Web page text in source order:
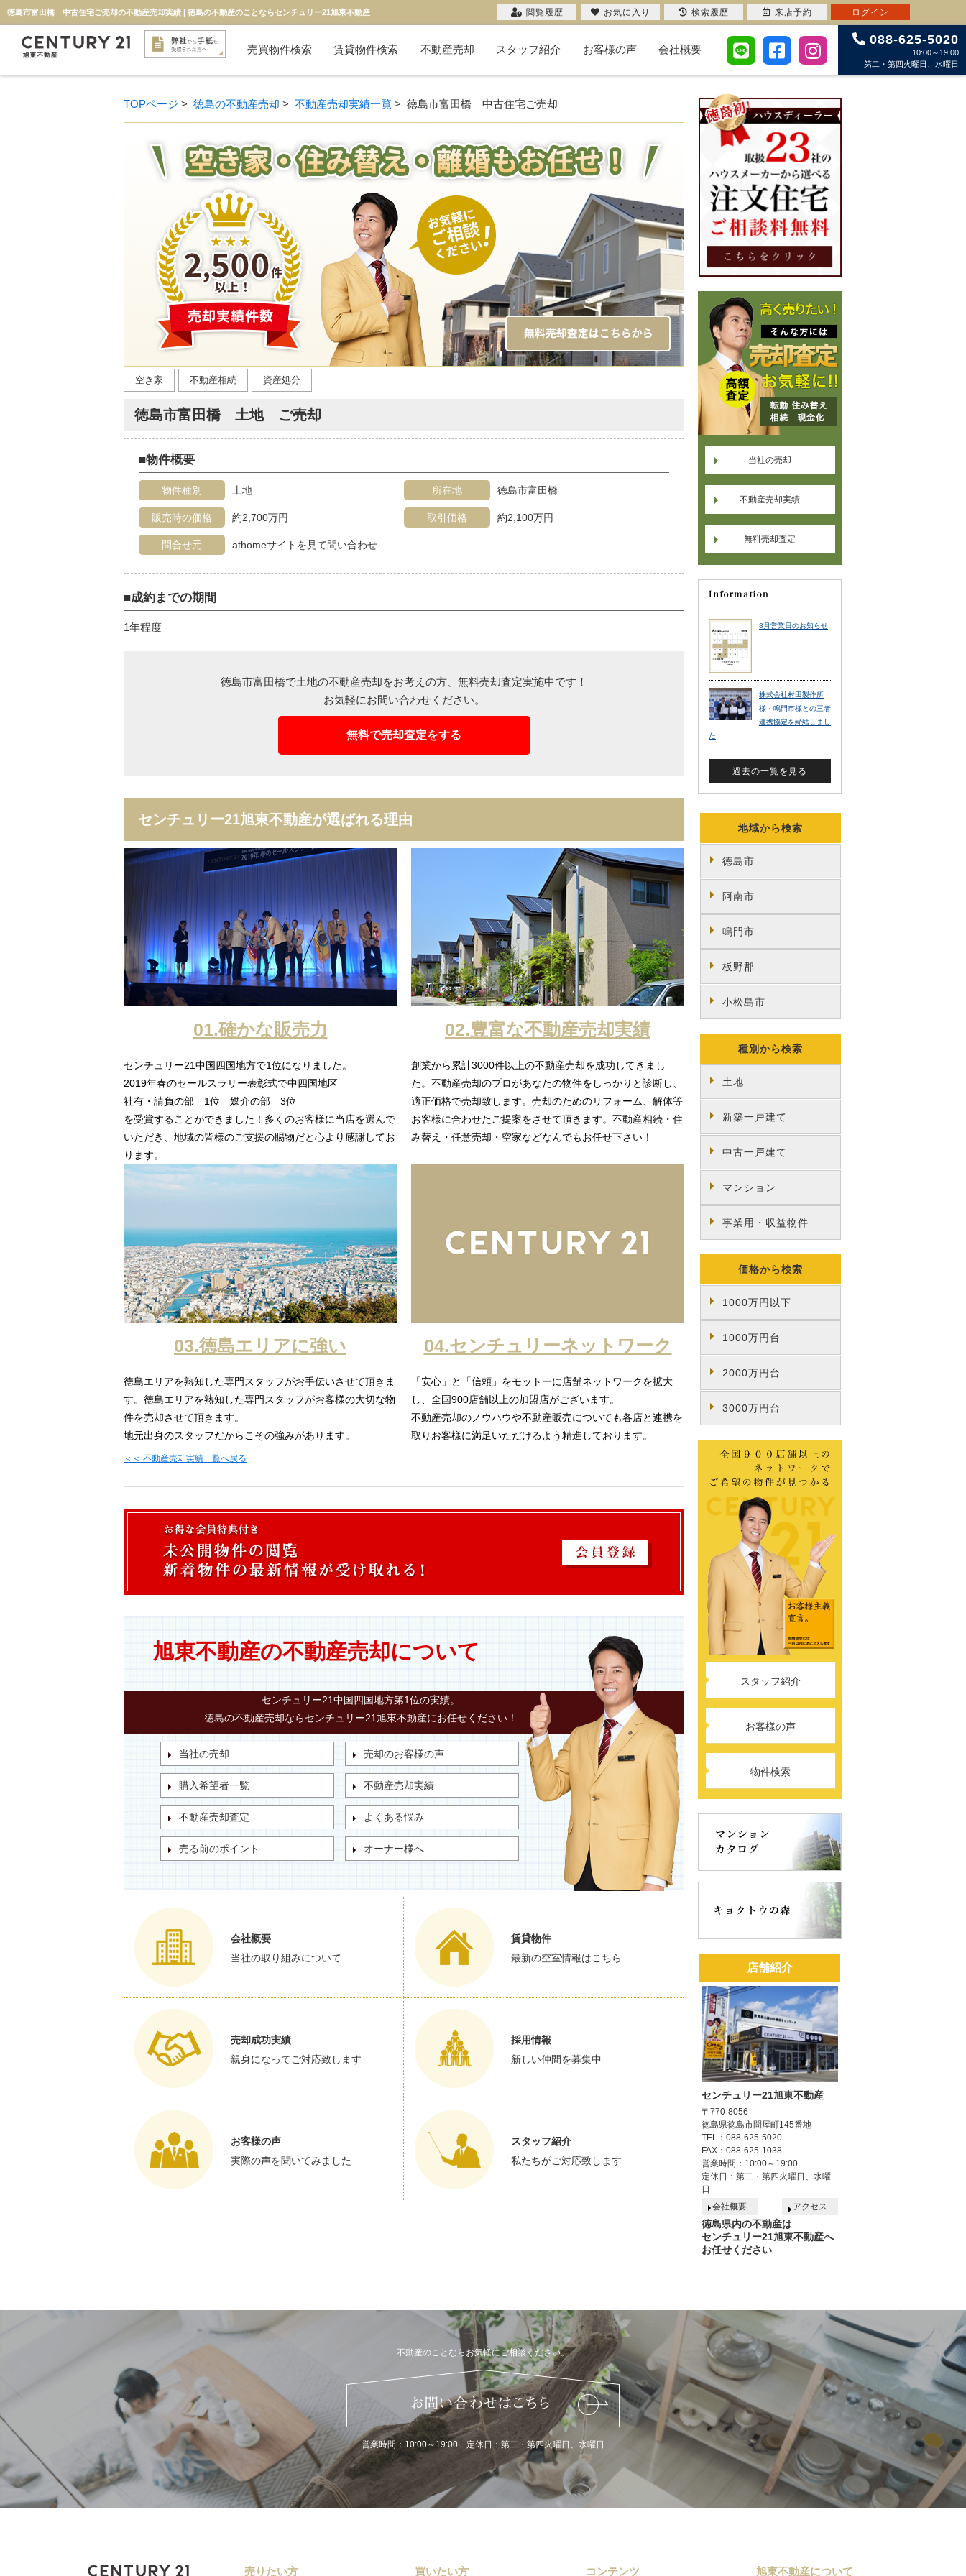
徳島市富田橋 中古住宅ご売却の不動産売却実績 | 徳島の不動産のことならセンチュリー21旭東不動産
売買物件検索 賃貸物件検索 不動産売却 スタッフ紹介 お客様の声 会社概要
088-625-5020
10:00～19:00
第二・第四火曜日、水曜日
TOPページ > 徳島の不動産売却 > 不動産売却実績一覧 > 徳島市富田橋 中古住宅ご売却
空き家 不動産相続 資産処分
徳島市富田橋 土地 ご売却
■物件概要
物件種別 土地 所在地 徳島市富田橋
販売時の価格 約2,700万円 取引価格 約2,100万円
問合せ元 athomeサイトを見て問い合わせ
■成約までの期間
1年程度
徳島市富田橋で土地の不動産売却をお考えの方、 無料売却査定実施中です！
お気軽にお問い合わせください。
無料で売却査定をする
センチュリー21旭東不動産が選ばれる理由
01.確かな販売力
センチュリー21中国四国地方で1位になりました。
2019年春のセールスラリー表彰式で中四国地区
社有・請負の部 1位 媒介の部 3位
を受賞することができました！多くのお客様に当店を選んで
いただき、地域の皆様のご支援の賜物だと心より感謝してお
ります。
02.豊富な不動産売却実績
創業から累計3000件以上の不動産売却を成功してきまし
た。不動産売却のプロがあなたの物件をしっかりと診断し、
適正価格で売却致します。売却のためのリフォーム、解体等
お客様に合わせたご提案をさせて頂きます。不動産相続・住
み替え・任意売却・空家などなんでもお任せ下さい！
03.徳島エリアに強い
徳島エリアを熟知した専門スタッフがお手伝いさせて頂きま
す。徳島エリアを熟知した専門スタッフがお客様の大切な物
件を売却させて頂きます。
地元出身のスタッフだからこその強みがあります。
04.センチュリーネットワーク
「安心」と「信頼」をモットーに店舗ネットワークを拡大
し、全国900店舗以上の加盟店がございます。
不動産売却のノウハウや不動産販売についても各店と連携を
取りお客様に満足いただけるよう精進しております。
＜＜ 不動産売却実績一覧へ戻る
旭東不動産の不動産売却について
センチュリー21中国四国地方第1位の実績。
徳島の不動産売却ならセンチュリー21旭東不動産にお任せください！
当社の売却 売却のお客様の声
購入希望者一覧 不動産売却実績
不動産売却査定 よくある悩み
売る前のポイント オーナー様へ
会社概要
当社の取り組みについて
賃貸物件
最新の空室情報はこちら
売却成功実績
親身になってご対応致します
採用情報
新しい仲間を募集中
お客様の声
実際の声を聞いてみました
スタッフ紹介
私たちがご対応致します
当社の売却
不動産売却実績
無料売却査定
地域から検索
徳島市
阿南市
鳴門市
板野郡
小松島市
種別から検索
土地
新築一戸建て
中古一戸建て
マンション
事業用・収益物件
価格から検索
1000万円以下
1000万円台
2000万円台
3000万円台
スタッフ紹介
お客様の声
物件検索
店舗紹介
センチュリー21旭東不動産
〒770-8056
徳島県徳島市問屋町145番地
TEL：088-625-5020
FAX：088-625-1038
営業時間：10:00～19:00
定休日：第二・第四火曜日、水曜
日
会社概要
アクセス
徳島県内の不動産は
センチュリー21旭東不動産へ
お任せください
不動産のことならお気軽にご相談ください。
営業時間：10:00～19:00 定休日：第二・第四火曜日、水曜日
売りたい方 買いたい方 コンテンツ 旭東不動産について
閲覧履歴 お気に入り 検索履歴 来店予約 ログイン